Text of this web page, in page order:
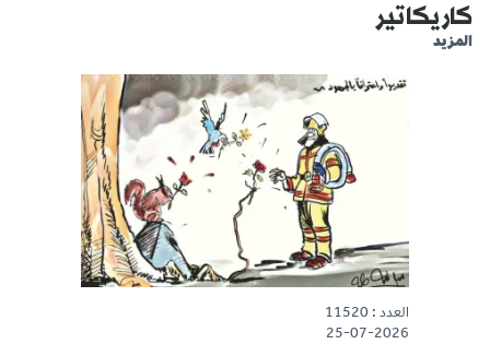
كاريكاتير
المزيد
العدد : 11520
25-07-2026